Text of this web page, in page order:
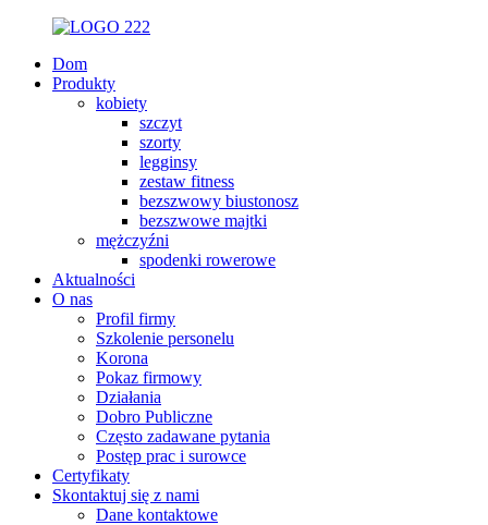
Dom
Produkty
kobiety
szczyt
szorty
legginsy
zestaw fitness
bezszwowy biustonosz
bezszwowe majtki
mężczyźni
spodenki rowerowe
Aktualności
O nas
Profil firmy
Szkolenie personelu
Korona
Pokaz firmowy
Działania
Dobro Publiczne
Często zadawane pytania
Postęp prac i surowce
Certyfikaty
Skontaktuj się z nami
Dane kontaktowe